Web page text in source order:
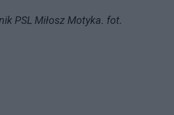
PSL Miłosz Motyka. fot.